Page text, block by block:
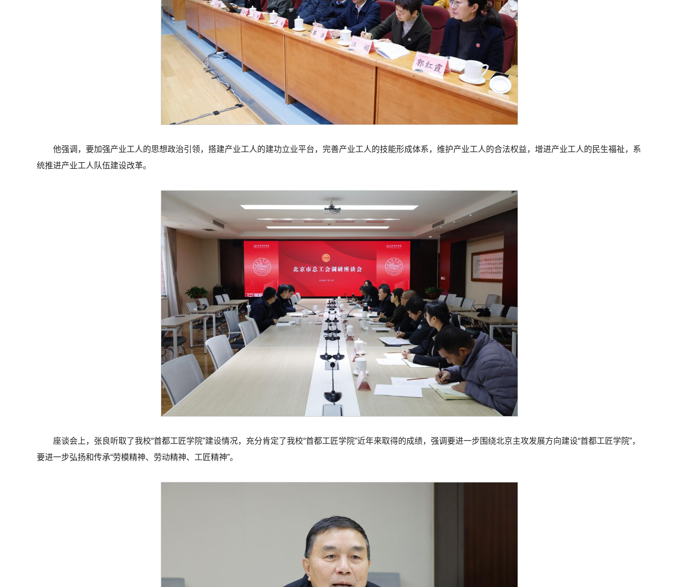
他强调，要加强产业工人的思想政治引领，搭建产业工人的建功立业平台，完善产业工人的技能形成体系，维护产业工人的合法权益，增进产业工人的民生福祉，系
统推进产业工人队伍建设改革。
座谈会上，张良听取了我校“首都工匠学院”建设情况，充分肯定了我校“首都工匠学院”近年来取得的成绩，强调要进一步围绕北京主攻发展方向建设“首都工匠学院”，
要进一步弘扬和传承“劳模精神、劳动精神、工匠精神”。